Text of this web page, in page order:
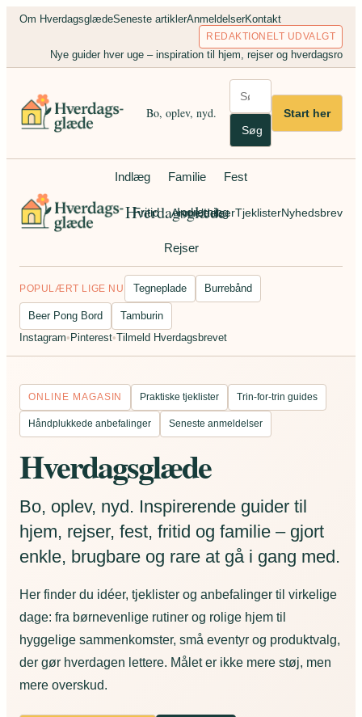
Spring
Om HverdagsglædeSeneste artiklerAnmeldelserKontakt
REDAKTIONELT UDVALGT
Nye guider hver uge – inspiration til hjem, rejser og hverdagsro
Bo, oplev, nyd.
Søg
Start her
Hverdagsglæde
Indlæg Familie Fest
Fritid Indretning
Rejser
AnmeldelserTjeklisterNyhedsbrev
POPULÆRT LIGE NU Tegneplade Burrebånd
Beer Pong Bord
Tamburin
Instagram• Pinterest•Tilmeld Hverdagsbrevet
ONLINE MAGASIN Praktiske tjeklister Trin-for-trin guides
Håndplukkede anbefalinger Seneste anmeldelser
Hverdagsglæde
Bo, oplev, nyd. Inspirerende guider til
hjem, rejser, fest, fritid og familie – gjort
enkle, brugbare og rare at gå i gang med.
Her finder du idéer, tjeklister og anbefalinger til virkelige
dage: fra børnevenlige rutiner og rolige hjem til
hyggelige sammenkomster, små eventyr og produktvalg,
der gør hverdagen lettere. Målet er ikke mere støj, men
mere overskud.